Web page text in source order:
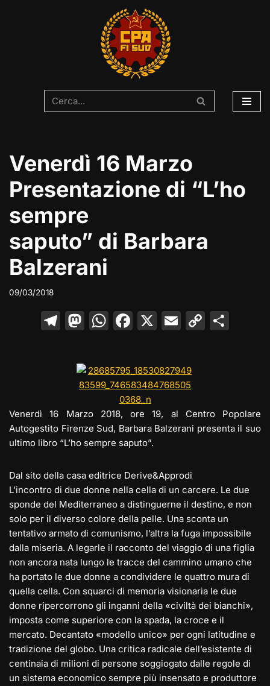
Venerdì 16 Marzo
Presentazione di “L’ho
sempre
saputo” di Barbara
Balzerani
09/03/2018
T
gr
m
M
o
d
o
n
W
s
A
p
p
F
e
b
o
o
X E
l
C
n
k
di
Venerdì 16 Marzo 2018, ore 19, al Centro Popolare
Autogestito Firenze Sud, Barbara Balzerani presenta il suo
ultimo libro “L’ho sempre saputo”.
Dal sito della casa editrice Derive&Approdi
L’incontro di due donne nella cella di un carcere. Le due
sponde del Mediterraneo a distinguerne il destino, e non
solo per il diverso colore della pelle. Una sconta un
tentativo armato di comunismo, l’altra la fuga impossibile
dalla miseria. A legarle il racconto del viaggio di una figlia
non ancora nata lungo le tracce del cammino umano che
ha portato le due donne a condividere le quattro mura di
quella cella. Con squarci di memoria visionaria le due
donne ripercorrono gli inganni della «civiltà dei bianchi»,
imposta come superiore con la spada, la croce e il
mercato. Decantato «modello unico» per ogni latitudine e
tradizione del globo. Una critica radicale dell’esistente di
centinaia di milioni di persone soggiogato dalle regole di
un sistema economico sempre più insensato e produttore